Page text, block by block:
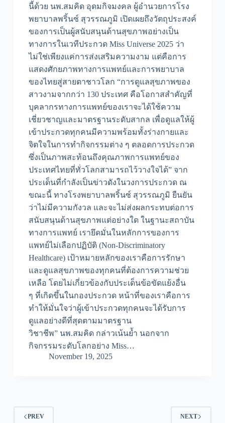
นี้ด้วย นพ.สมคิด อุดมกิจมงคล ผู้อำนวยการโรง
พยาบาลพริ้นซ์ สุวรรณภูมิ เปิดเผยถึงวัตถุประสงค์
ของการเป็นผู้สนับสนุนด้านสุขภาพอย่างเป็น
ทางการในเวทีประกวด Miss Universe 2025 ว่า
ไม่ใช่เพียงแค่การส่งเสริมความงาม แต่คือการ
แสดงศักยภาพทางการแพทย์และการพยาบาล
ของไทยสู่สายตาชาวโลก “การดูแลสุขภาพของ
สาวงามจากกว่า 130 ประเทศ คือโอกาสสำคัญที่
บุคลากรทางการแพทย์ของเราจะได้ใช้ความ
เชี่ยวชาญและมาตรฐานระดับสากล เพื่อดูแลให้ผู้
เข้าประกวดทุกคนมีความพร้อมทั้งร่างกายและ
จิตใจในการทำกิจกรรมต่าง ๆ ตลอดการประกวด
ซึ่งเป็นภาพสะท้อนถึงคุณภาพการแพทย์ของ
ประเทศไทยที่ทั่วโลกสามารถไว้วางใจได้” จาก
ประเด็นที่กำลังเป็นข่าวดังในวงการประกวด ณ
ขณะนี้ ทางโรงพยาบาลพริ้นซ์ สุวรรณภูมิ ยืนยัน
ว่าไม่มีความกังวล และจะไม่ส่งผลกระทบต่อการ
สนับสนุนด้านสุขภาพแต่อย่างใด ในฐานะสถาบัน
ทางการแพทย์ เรายึดมั่นในหลักการของการ
แพทย์ไม่เลือกปฏิบัติ (Non-Discriminatory
Healthcare) เป้าหมายหลักของเราคือการรักษา
และดูแลสุขภาพของทุกคนที่ต้องการความช่วย
เหลือ โดยไม่เกี่ยวข้องกับประเด็นข้อขัดแย้งอื่น
ๆ ที่เกิดขึ้นในกองประกวด หน้าที่ของเราคือการ
ทำให้มั่นใจว่าผู้เข้าประกวดทุกคนจะได้รับการ
ดูแลอย่างดีที่สุดตามมาตรฐาน
วิชาชีพ” นพ.สมคิด กล่าวเน้นย้ำ นอกจาก
กิจกรรมระดับโลกอย่าง Miss…
November 19, 2025
PREV NEXT